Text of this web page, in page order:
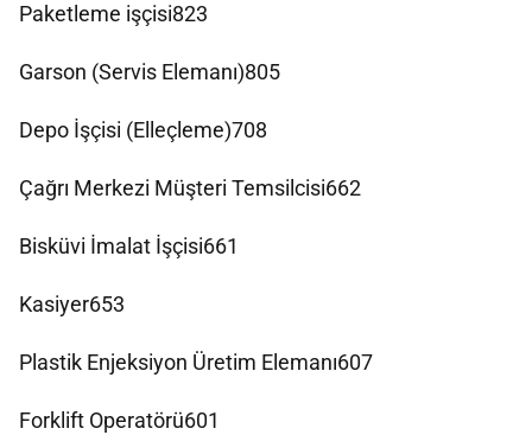
Paketleme işçisi823
Garson (Servis Elemanı)805
Depo İşçisi (Elleçleme)708
Çağrı Merkezi Müşteri Temsilcisi662
Bisküvi İmalat İşçisi661
Kasiyer653
Plastik Enjeksiyon Üretim Elemanı607
Forklift Operatörü601